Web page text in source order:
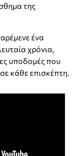
της
ένα
χρόνια,
υποδομές που
κάθε επισκέπτη.